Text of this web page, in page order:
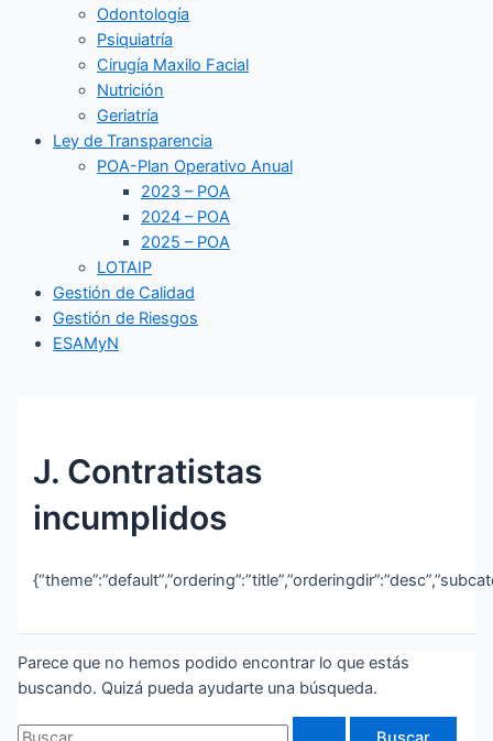
Odontología
Psiquiatría
Cirugía Maxilo Facial
Nutrición
Geriatría
Ley de Transparencia
POA-Plan Operativo Anual
2023 – POA
2024 – POA
2025 – POA
LOTAIP
Gestión de Calidad
Gestión de Riesgos
ESAMyN
J. Contratistas
incumplidos
Parece que no hemos podido encontrar lo que estás
buscando. Quizá pueda ayudarte una búsqueda.
Buscar